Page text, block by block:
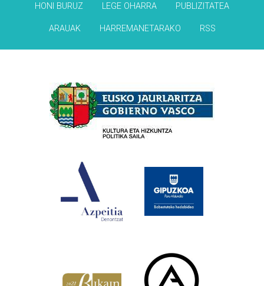
HONI BURUZ LEGE OHARRA PUBLIZITATEA
ARAUAK HARREMANETARAKO RSS